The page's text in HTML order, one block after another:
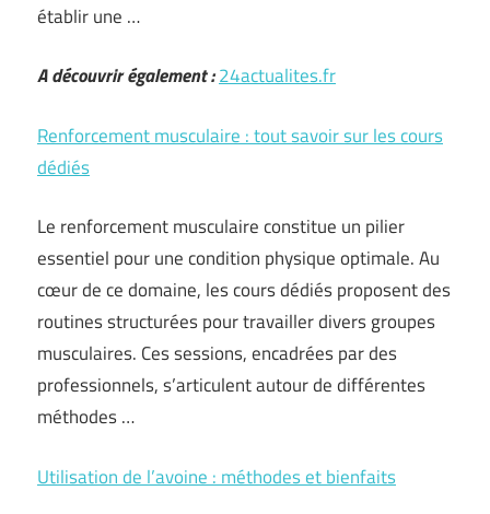
établir une …
A découvrir également :24actualites.fr
Renforcement musculaire : tout savoir sur les cours
dédiés
Le renforcement musculaire constitue un pilier
essentiel pour une condition physique optimale. Au
cœur de ce domaine, les cours dédiés proposent des
routines structurées pour travailler divers groupes
musculaires. Ces sessions, encadrées par des
professionnels, s’articulent autour de différentes
méthodes …
Utilisation de l’avoine : méthodes et bienfaits